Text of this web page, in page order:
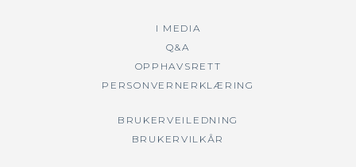
I MEDIA
Q&A
OPPHAVSRETT
PERSONVERNERKLÆRING
BRUKERVEILEDNING
BRUKERVILKÅR